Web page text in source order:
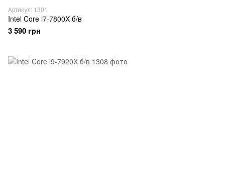
Артикул: 1301
Intel Core i7-7800X б/в
3 590 грн